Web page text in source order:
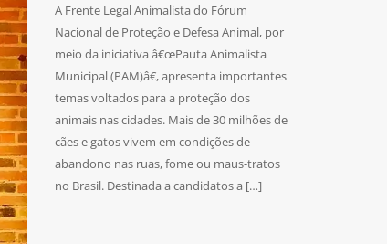
A Frente Legal Animalista do Fórum
Nacional de Proteção e Defesa Animal, por
meio da iniciativa â€œPauta Animalista
Municipal (PAM)â€, apresenta importantes
temas voltados para a proteção dos
animais nas cidades. Mais de 30 milhões de
cães e gatos vivem em condições de
abandono nas ruas, fome ou maus-tratos
no Brasil. Destinada a candidatos a […]